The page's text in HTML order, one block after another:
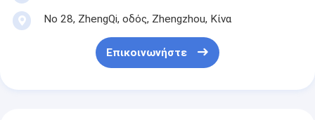
Νο 28, ZhengQi, οδός, Zhengzhou, Κίνα
Επικοινωνήστε